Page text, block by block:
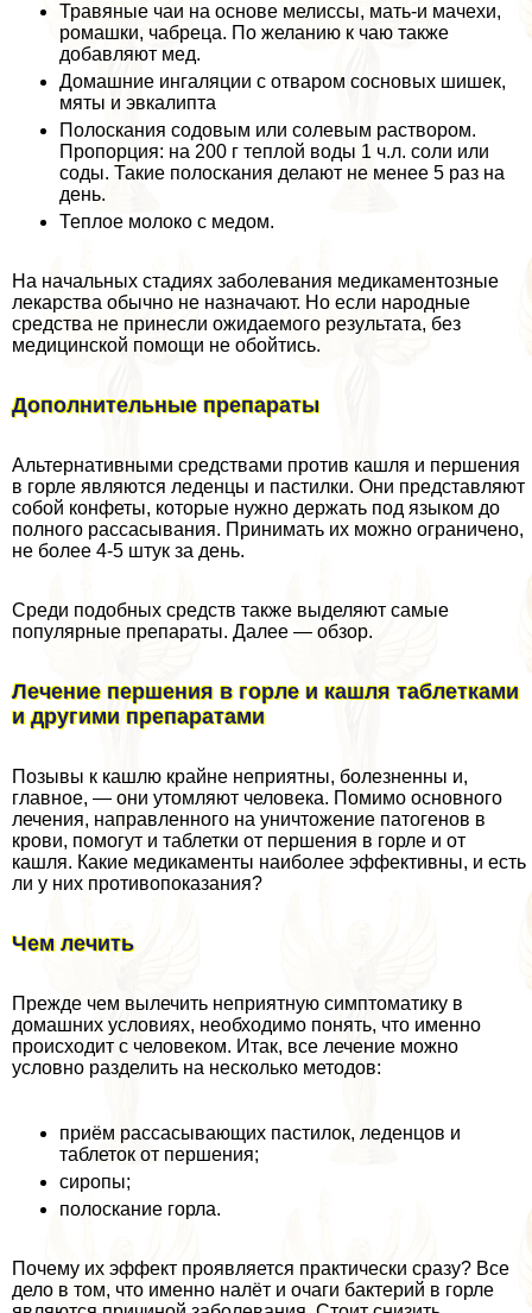
Травяные чаи на основе мелиссы, мать-и мачехи,
ромашки, чабреца. По желанию к чаю также
добавляют мед.
Домашние ингаляции с отваром сосновых шишек,
мяты и эвкалипта
Полоскания содовым или солевым раствором.
Пропорция: на 200 г теплой воды 1 ч.л. соли или
соды. Такие полоскания делают не менее 5 раз на
день.
Теплое молоко с медом.
На начальных стадиях заболевания медикаментозные
лекарства обычно не назначают. Но если народные
средства не принесли ожидаемого результата, без
медицинской помощи не обойтись.
Дополнительные препараты
Альтернативными средствами против кашля и першения
в горле являются леденцы и пастилки. Они представляют
собой конфеты, которые нужно держать под языком до
полного рассасывания. Принимать их можно ограничено,
не более 4-5 штук за день.
Среди подобных средств также выделяют самые
популярные препараты. Далее — обзор.
Лечение першения в горле и кашля таблетками
и другими препаратами
Позывы к кашлю крайне неприятны, болезненны и,
главное, — они утомляют человека. Помимо основного
лечения, направленного на уничтожение патогенов в
крови, помогут и таблетки от першения в горле и от
кашля. Какие медикаменты наиболее эффективны, и есть
ли у них противопоказания?
Чем лечить
Прежде чем вылечить неприятную симптоматику в
домашних условиях, необходимо понять, что именно
происходит с человеком. Итак, все лечение можно
условно разделить на несколько методов:
приём рассасывающих пастилок, леденцов и
таблеток от першения;
сиропы;
полоскание горла.
Почему их эффект проявляется пpaктически сразу? Все
дело в том, что именно налёт и очаги бактерий в горле